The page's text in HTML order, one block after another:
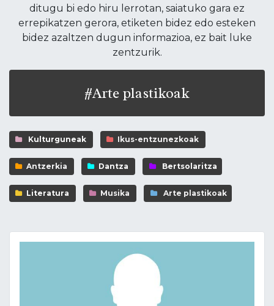
ditugu bi edo hiru lerrotan, saiatuko gara ez
errepikatzen gerora, etiketen bidez edo esteken
bidez azaltzen dugun informazioa, ez bait luke
zentzurik.
#Arte plastikoak
Kulturguneak Ikus-entzunezkoak
Antzerkia Dantza Bertsolaritza
Literatura Musika Arte plastikoak